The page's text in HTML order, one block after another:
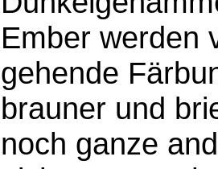
Ember werden
gehende
brauner und
noch ganze